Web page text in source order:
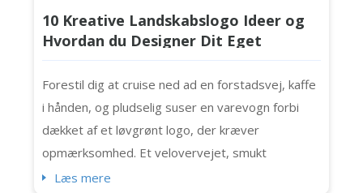
10 Kreative Landskabslogo Ideer og
Hvordan du Designer Dit Eget
Forestil dig at cruise ned ad en forstadsvej, kaffe
i hånden, og pludselig suser en varevogn forbi
dækket af et løvgrønt logo, der kræver
opmærksomhed. Et velovervejet, smukt
udformet landskabslogo kan være en rigtig
Læs mere